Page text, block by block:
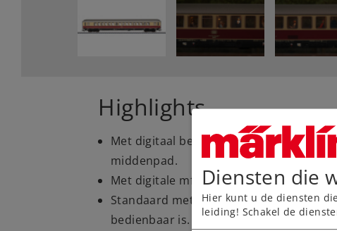
Highlights
Met digitaal beweegbare figuur van een
middenpad.
Met digitale mfx decoder.
Standaard met ingebouwde LED-
bedienbaar is.
Diensten die
Hier kunt u de diensten
leiding! Schakel de